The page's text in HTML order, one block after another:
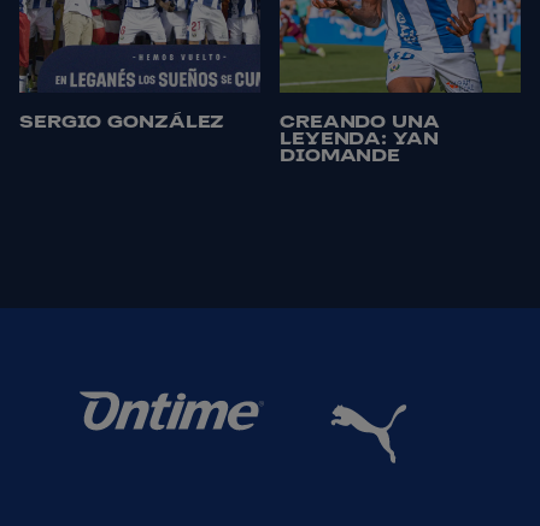
SERGIO GONZÁLEZ CREANDO UNA
LEYENDA: YAN
DIOMANDE